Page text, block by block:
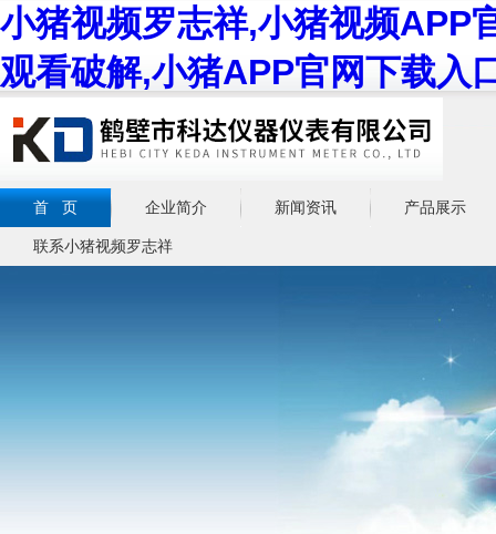
小猪视频罗志祥,小猪视频APP
观看破解,小猪APP官网下载入
首 页 企业简介 新闻资讯 产品展示
联系小猪视频罗志祥